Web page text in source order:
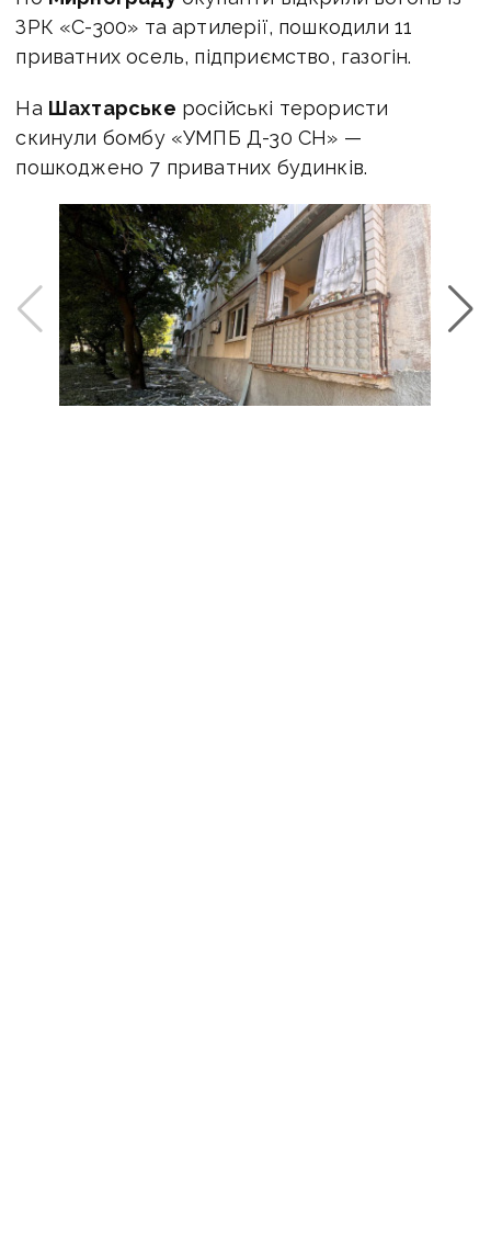
ЗРК «С-300» та артилерії, пошкодили 11
приватних осель, підприємство, газогін.
На Шахтарське російські терористи
скинули бомбу «УМПБ Д-30 СН» —
пошкоджено 7 приватних будинків.